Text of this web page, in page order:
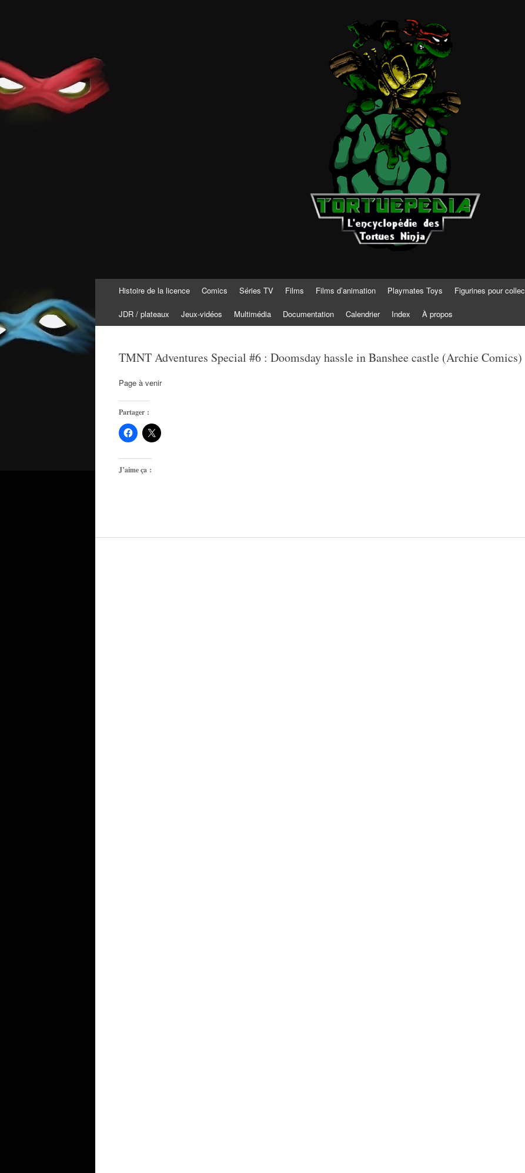
Tortuepédia
L'encyclopédie des Tortues Ninja !
contenu
Histoire de la licence Comics Séries TV Films Films d’animation Playmates Toys Figurines pour
JDR / plateaux Jeux-vidéos Multimédia Documentation Calendrier Index À propos
TMNT Adventures Special #6 : Doomsday hassle in Banshee castle (Archie Comics)
Page à venir
Partager :
J’aime ça :